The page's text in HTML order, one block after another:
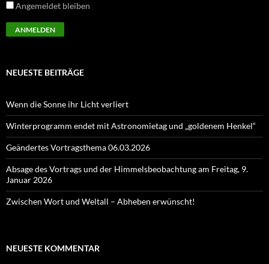
Angemeldet bleiben
NEUESTE BEITRÄGE
Wenn die Sonne ihr Licht verliert
Winterprogramm endet mit Astronomietag und „goldenem Henkel“
Geändertes Vortragsthema 06.03.2026
Absage des Vortrags und der Himmelsbeobachtung am Freitag, 9.
Januar 2026
Zwischen Wort und Weltall – Abheben erwünscht!
NEUESTE KOMMENTAR